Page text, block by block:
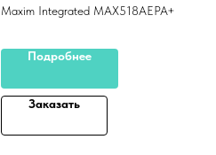
Maxim Integrated MAX518AEPA+
Подробнее
Заказать